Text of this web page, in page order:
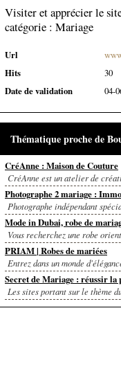
Visiter et apprécier le
catégorie : Mariage
Url
Hits
30
Date de validation
04-
Thématique proche de
CréAnne : Maison de Couture
CréAnne est un atelier de
Photographe 2 mariage :
Photographe indépendant
Mode in Dubai, robe de
Vous recherchez une robe
PRIAM | Robes de mariées
Entrez dans un monde
Secret de Mariage : réussir la
Les sites portant sur le thème